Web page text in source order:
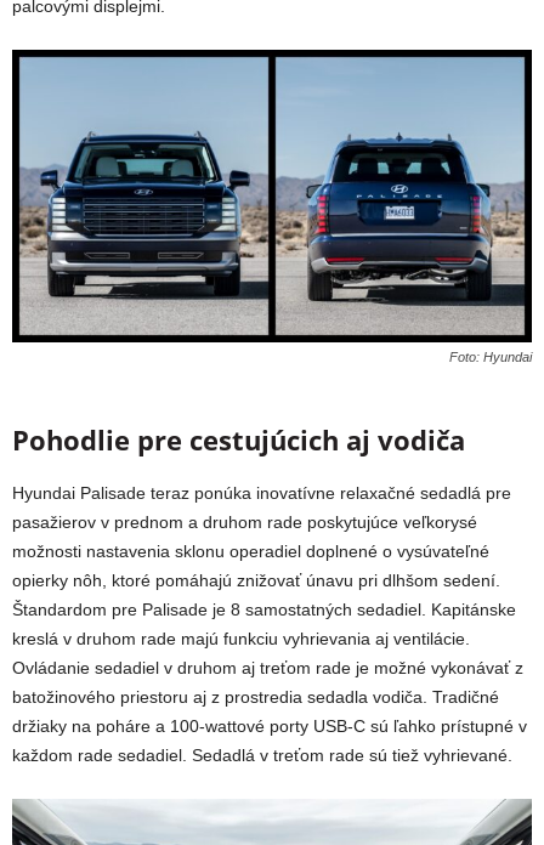
palcovými displejmi.
Foto: Hyundai
Pohodlie pre cestujúcich aj vodiča
Hyundai Palisade teraz ponúka inovatívne relaxačné sedadlá pre
pasažierov v prednom a druhom rade poskytujúce veľkorysé
možnosti nastavenia sklonu operadiel doplnené o vysúvateľné
opierky nôh, ktoré pomáhajú znižovať únavu pri dlhšom sedení.
Štandardom pre Palisade je 8 samostatných sedadiel. Kapitánske
kreslá v druhom rade majú funkciu vyhrievania aj ventilácie.
Ovládanie sedadiel v druhom aj treťom rade je možné vykonávať z
batožinového priestoru aj z prostredia sedadla vodiča. Tradičné
držiaky na poháre a 100-wattové porty USB-C sú ľahko prístupné v
každom rade sedadiel. Sedadlá v treťom rade sú tiež vyhrievané.